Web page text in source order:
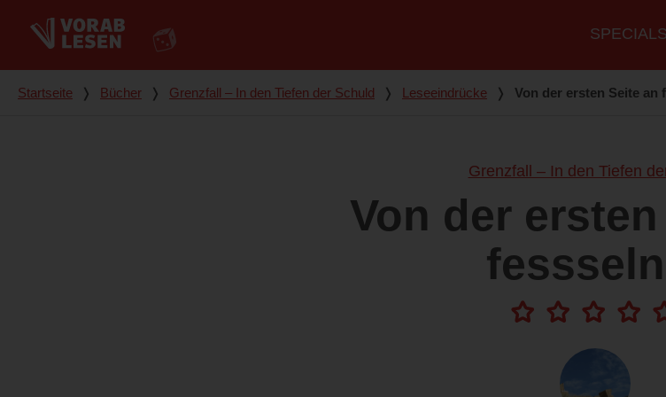
Hauptmenü
SPECIALS
Du bist hier
Startseite ❭ Bücher ❭ Grenzfall – In den Tiefen der Schuld ❭ Leseeindrücke ❭ Von der ersten Seite an
Grenzfall – In den Tiefen
Von der